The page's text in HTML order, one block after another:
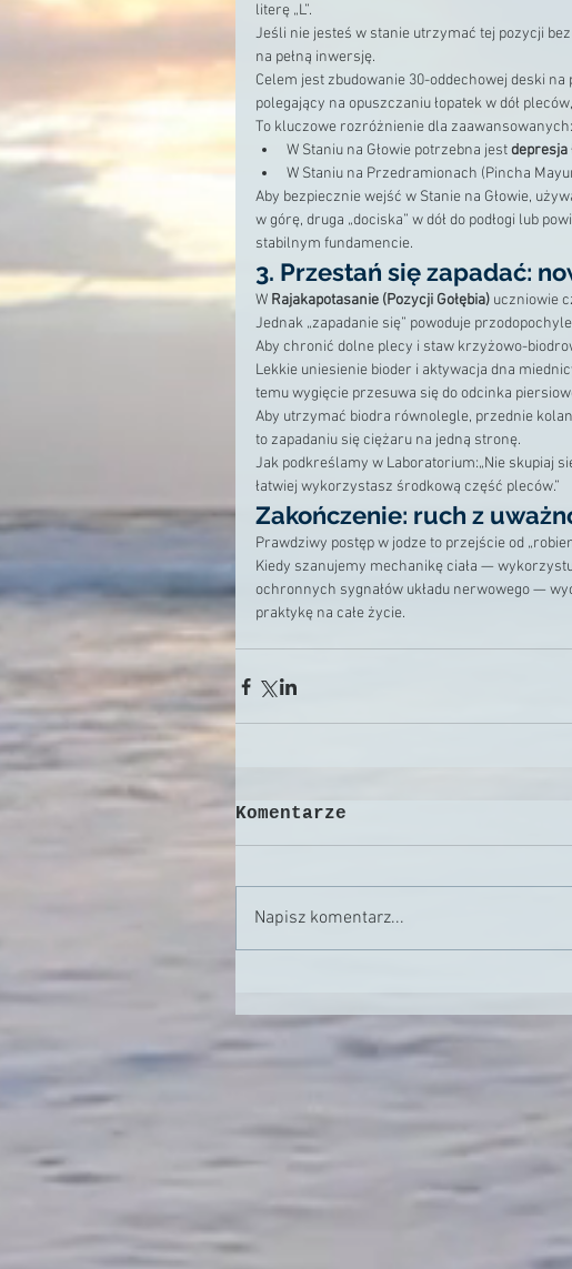
literę „L”.
Jeśli nie jesteś w stanie utrzymać tej pozycji
na pełną inwersję.
Celem jest zbudowanie 30-oddechowej deski
polegający na opuszczaniu łopatek w dół
To kluczowe rozróżnienie dla zaawansowanych:
W Staniu na Głowie potrzebna jest depresja
W Staniu na Przedramionach (Pincha
Aby bezpiecznie wejść w Stanie na Głowie,
w górę, druga „dociska” w dół do podłogi lub
stabilnym fundamencie.
3. Przestań się zapadać:
W Rajakapotasanie (Pozycji Gołębia) uczniowie
Jednak „zapadanie się” powoduje
Aby chronić dolne plecy i staw krzyżowo-
Lekkie uniesienie bioder i aktywacja dna
temu wygięcie przesuwa się do odcinka
Aby utrzymać biodra równolegle, przednie
to zapadaniu się ciężaru na jedną stronę.
Jak podkreślamy w Laboratorium:„Nie skupiaj
łatwiej wykorzystasz środkową część pleców.”
Zakończenie: ruch z
Prawdziwy postęp w jodze to przejście od
Kiedy szanujemy mechanikę ciała —
ochronnych sygnałów układu nerwowego —
praktykę na całe życie.
Komentarze
Napisz komentarz...